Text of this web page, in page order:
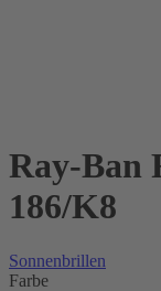
Ray-Ban
186/K8
Sonnenbrillen
Farbe